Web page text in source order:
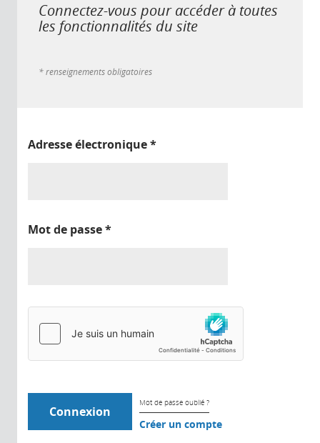
Connectez-vous pour accéder à toutes
les fonctionnalités du site
* renseignements obligatoires
Adresse électronique*
Mot de passe*
Mot de passe oublié ?
Créer un compte